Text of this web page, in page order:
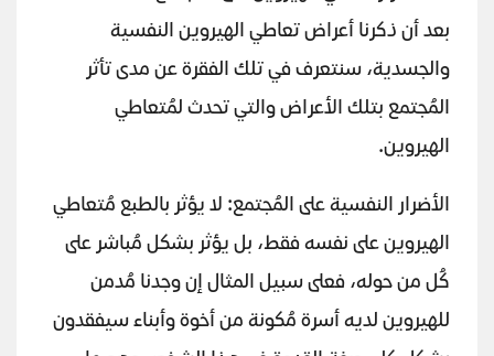
بعد أن ذكرنا أعراض تعاطي الهيروين النفسية
والجسدية، سنتعرف في تلك الفقرة عن مدى تأثر
المُجتمع بتلك الأعراض والتي تحدث لمُتعاطي
الهيروين.
الأضرار النفسية على المُجتمع: لا يؤثر بالطبع مُتعاطي
الهيروين على نفسه فقط، بل يؤثر بشكل مُباشر على
كُل من حوله، فعلى سبيل المثال إن وجدنا مُدمن
للهيروين لديه أسرة مُكونة من أخوة وأبناء سيفقدون